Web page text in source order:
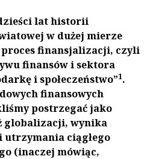
lat historii
w dużej mierze
proces finansjalizacji, czyli
finansów i sektora
i społeczeństwo”1.
finansowych
postrzegać jako
globalizacji, wynika
ciągłego
(inaczej mówiąc,